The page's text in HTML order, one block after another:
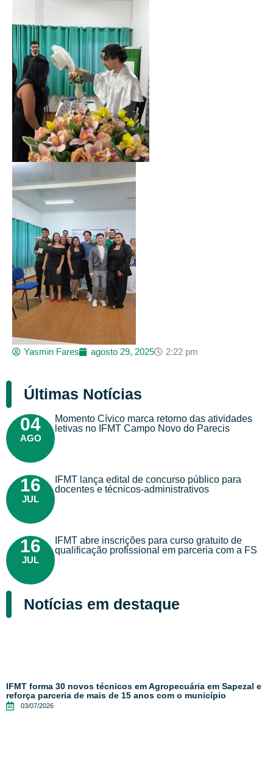
Yasmin Fares agosto 29, 2025 2:22 pm
Últimas Notícias
04
AGO
Momento Cívico marca retorno das atividades
letivas no IFMT Campo Novo do Parecis
16
JUL
IFMT lança edital de concurso público para
docentes e técnicos-administrativos
16
JUL
IFMT abre inscrições para curso gratuito de
qualificação profissional em parceria com a FS
Notícias em destaque
IFMT forma 30 novos técnicos em Agropecuária em Sapezal e
reforça parceria de mais de 15 anos com o município
03/07/2026